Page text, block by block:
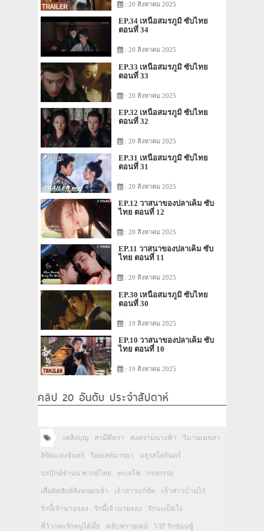
: 20 สิงหาคม 2025
EP.34 เหนือสมรภูมิ ซับไทย
ตอนที่ 34
: 20 สิงหาคม 2025
EP.33 เหนือสมรภูมิ ซับไทย
ตอนที่ 33
: 20 สิงหาคม 2025
EP.32 เหนือสมรภูมิ ซับไทย
ตอนที่ 32
: 20 สิงหาคม 2025
EP.31 เหนือสมรภูมิ ซับไทย
ตอนที่ 31
: 20 สิงหาคม 2025
EP.12 วาสนาของปลาเค็ม ซับ
ไทย ตอนที่ 12
: 20 สิงหาคม 2025
EP.11 วาสนาของปลาเค็ม ซับ
ไทย ตอนที่ 11
: 20 สิงหาคม 2025
EP.30 เหนือสมรภูมิ ซับไทย
ตอนที่ 30
: 19 สิงหาคม 2025
EP.10 วาสนาของปลาเค็ม ซับ
ไทย ตอนที่ 10
: 19 สิงหาคม 2025
คลิป 20 อันดับ ประจำสัปดาห์
เพลิงบุญ สามีตีตรา สงครามนางฟ้า วิมานเมขลา
ลิขิตแห่งจันทร์ ร้อยเล่ห์มารยา มธุรสโลกันตร์
ปรปักษ์จำนน พากย์ไทย ทะเลไฟ กรงกรรม
เสือตัดสิงห์ลิงหลอกเจ้า เจ้าสาวแก้ขัด เจ้าสาวบ้านไร่
รักนี้เจ้านายจอง รักนี้เจ้านายจอง รักนะเป็ดโง่
พี่ว้ากคะรักหนูได้มั้ย คลับฟรายเดย์ VIP รักซ่อนชู้